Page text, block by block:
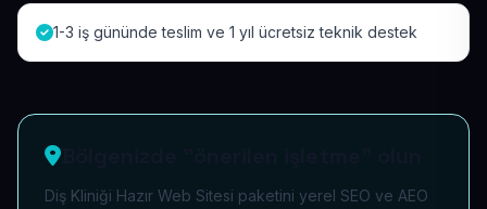
1-3 iş gününde teslim ve 1 yıl ücretsiz teknik destek
Diş Kliniği Hazır Web Sitesi paketini yerel SEO ve AEO